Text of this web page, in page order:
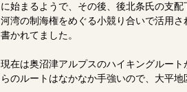
に始まるようで、その後、後北条氏の支
河湾の制海権をめぐる小競り合いで活用
書かれてました。
現在は奥沼津アルプスのハイキングルー
らのルートはなかなか手強いので、大平